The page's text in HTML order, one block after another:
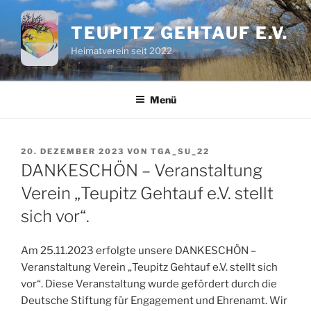
Inhalt
springen
TEUPITZ GEHTAUF E.V.
Heimatverein seit 2022
Menü
VERÖFFENTLICHT
AM
20. DEZEMBER 2023 VON TGA_SU_22
DANKESCHÖN – Veranstaltung
Verein „Teupitz Gehtauf e.V. stellt
sich vor“.
Am 25.11.2023 erfolgte unsere DANKESCHÖN –
Veranstaltung Verein „Teupitz Gehtauf e.V. stellt sich
vor“. Diese Veranstaltung wurde gefördert durch die
Deutsche Stiftung für Engagement und Ehrenamt. Wir